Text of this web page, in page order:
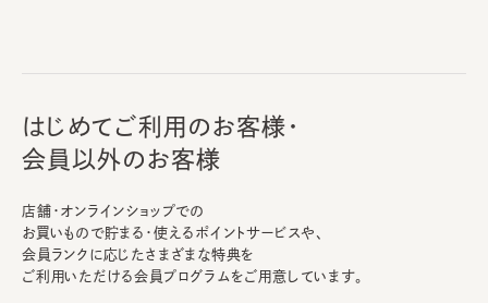
はじめてご利用のお客様・
会員以外のお客様
店舗・オンラインショップでの
お買いもので貯まる・使えるポイントサービスや、
会員ランクに応じたさまざまな特典を
ご利用いただける会員プログラムをご用意しています。